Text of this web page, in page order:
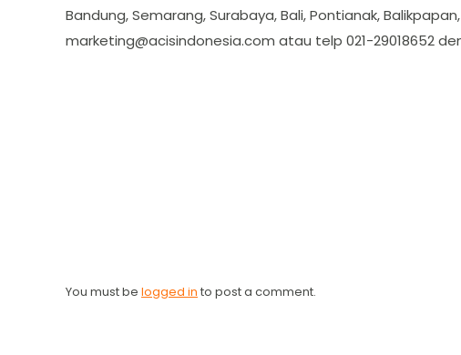
Bandung, Semarang, Surabaya, Bali, Pontianak,
marketing@acisindonesia.com atau telp 021-29018652
You must be logged in to post a comment.